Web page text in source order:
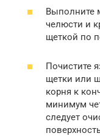
Выполните
челюсти и
щеткой по
Почистите
щетки или
корня к
минимум
следует